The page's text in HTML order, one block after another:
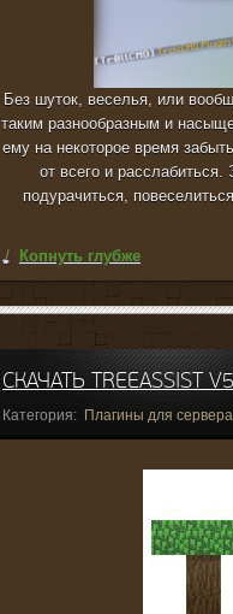
Без шуток, веселья, или
таким разнообразным и
ему на некоторое время
от всего и расслабиться.
подурачиться,
Копнуть глубже
СКАЧАТЬ TREEASSIST
Категория: Плагины для сервера